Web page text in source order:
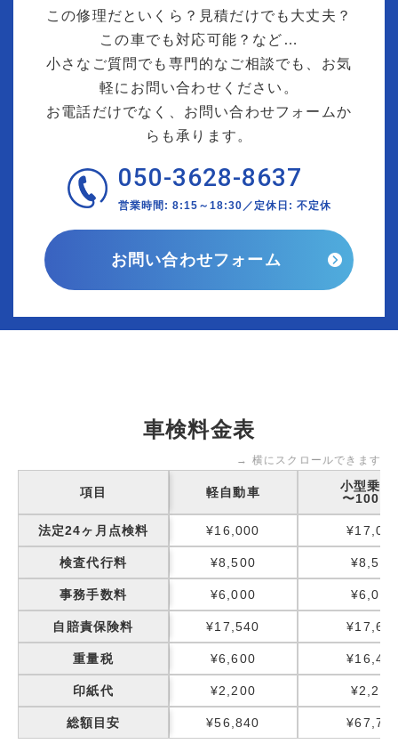
この修理だといくら？見積だけでも大丈夫？
この車でも対応可能？など…
小さなご質問でも専門的なご相談でも、お気
軽にお問い合わせください。
お電話だけでなく、お問い合わせフォームか
らも承ります。
050-3628-8637
営業時間: 8:15～18:30／定休日: 不定休
お問い合わせフォーム
車検料金表
→ 横にスクロールできます
項目 軽自動車
小型乗用
〜
法定24ヶ月点検料 ¥16,000
検査代行料 ¥8,500 ¥8,500
事務手数料 ¥6,000 ¥6,000
自賠責保険料 ¥17,540
重量税 ¥6,600
印紙代 ¥2,200 ¥2,200
総額目安 ¥56,840